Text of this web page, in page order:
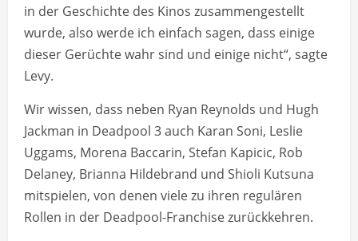
in der Geschichte des Kinos zusammengestellt
wurde, also werde ich einfach sagen, dass einige
dieser Gerüchte wahr sind und einige nicht“, sagte
Levy.
Wir wissen, dass neben Ryan Reynolds und Hugh
Jackman in Deadpool 3 auch Karan Soni, Leslie
Uggams, Morena Baccarin, Stefan Kapicic, Rob
Delaney, Brianna Hildebrand und Shioli Kutsuna
mitspielen, von denen viele zu ihren regulären
Rollen in der Deadpool-Franchise zurückkehren.